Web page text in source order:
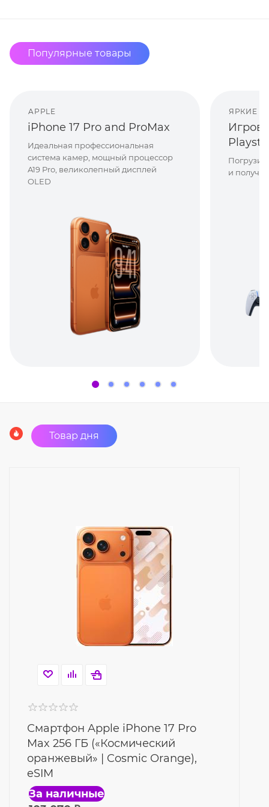
Популярные товары
APPLE
iPhone 17 Pro and ProMax
Идеальная профессиональная
система камер, мощный процессор
A19 Pro, великолепный дисплей
OLED
ЯРКИЕ
и
Товар дня
Смартфон Apple iPhone 17 Pro
Max 256 ГБ («Космический
оранжевый» | Cosmic Orange),
eSIM
За наличные